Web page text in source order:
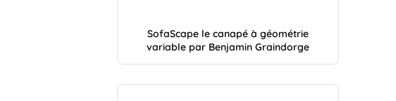
SofaScape le canapé à géométrie
variable par Benjamin Graindorge